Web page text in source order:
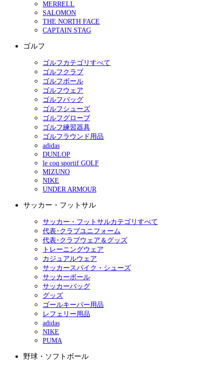
MERRELL
SALOMON
THE NORTH FACE
CAPTAIN STAG
ゴルフ
ゴルフカテゴリすべて
ゴルフクラブ
ゴルフボール
ゴルフウェア
ゴルフバッグ
ゴルフシューズ
ゴルフグローブ
ゴルフ練習器具
ゴルフラウンド用品
adidas
DUNLOP
le coq sportif GOLF
MIZUNO
NIKE
UNDER ARMOUR
サッカー・フットサル
サッカー・フットサルカテゴリすべて
代表･クラブユニフォーム
代表･クラブウェア＆グッズ
トレーニングウェア
カジュアルウェア
サッカースパイク・シューズ
サッカーボール
サッカーバッグ
グッズ
ゴールキーパー用品
レフェリー用品
adidas
NIKE
PUMA
野球・ソフトボール